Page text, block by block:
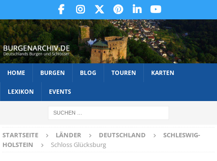
HOME BURGEN BLOG TOUREN KARTEN
LEXIKON EVENTS
STARTSEITE LÄNDER DEUTSCHLAND
SCHLESWIG-
HOLSTEIN
Schloss Glücksburg